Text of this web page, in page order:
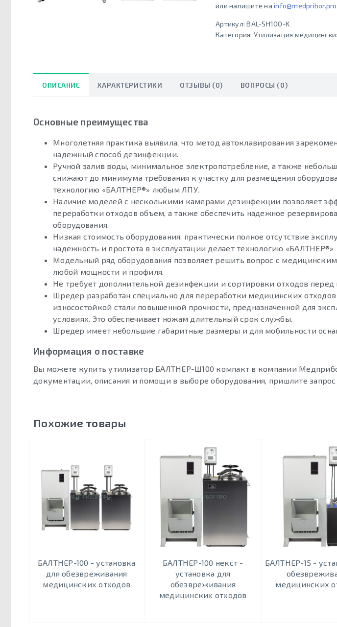
или напишите наinfo@medpribor.pro
Артикул:BAL-SH100-K
Категория: Утилизация
ОПИСАНИЕ ХАРАКТЕРИСТИКИ ОТЗЫВЫ (0) ВОПРОСЫ (0)
Основные преимущества
Многолетняя практика выявила, что метод автоклавирования
надежный способ дезинфекции.
Ручной залив воды, минимальное электропотребление, а также
снижают до минимума требования к участку для размещения
технологию «БАЛТНЕР®» любым ЛПУ.
Наличие моделей с несколькими камерами дезинфекции позволяет
переработки отходов объем, а также обеспечить надежное
оборудования.
Низкая стоимость оборудования, практически полное отсутствие
надежность и простота в эксплуатации делает технологию
Модельный ряд оборудования позволяет решить вопрос с
любой мощности и профиля.
Не требует дополнительной дезинфекции и сортировки отходов перед
Шредер разработан специально для переработки медицинских
износостойкой стали повышенной прочности, предназначенной для
условиях. Это обеспечивает ножам длительный срок службы.
Шредер имеет небольшие габаритные размеры и для мобильности
Информация о поставке
Вы можете купить утилизатор БАЛТНЕР-Ш100 компакт в компании
документации, описания и помощи в выборе оборудования, пришлите запрос
Похожие товары
БАЛТНЕР-100 - установка
для обезвреживания
медицинских отходов
БАЛТНЕР-100 некст -
установка для
обезвреживания
медицинских отходов
БАЛТНЕР-15 -
медицинских